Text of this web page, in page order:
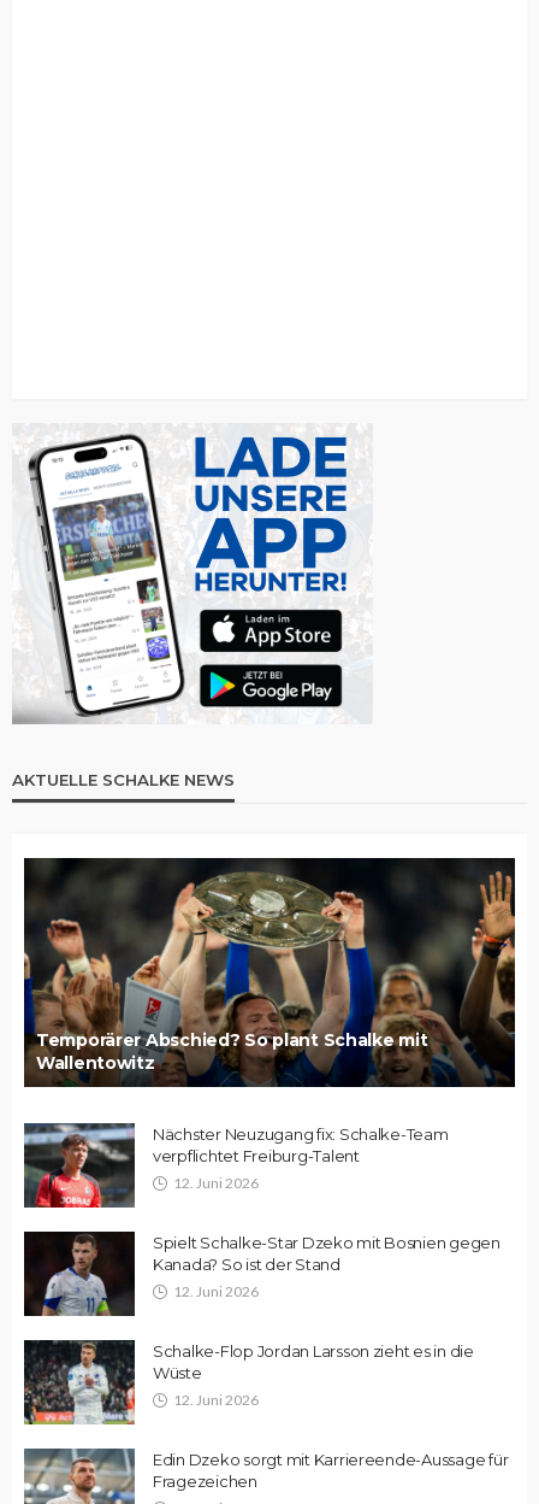
AKTUELLE SCHALKE NEWS
Temporärer Abschied? So plant Schalke mit
Wallentowitz
Nächster Neuzugang fix: Schalke-Team
verpflichtet Freiburg-Talent
12. Juni 2026
Spielt Schalke-Star Dzeko mit Bosnien gegen
Kanada? So ist der Stand
12. Juni 2026
Schalke-Flop Jordan Larsson zieht es in die
Wüste
12. Juni 2026
Edin Dzeko sorgt mit Karriereende-Aussage für
Fragezeichen